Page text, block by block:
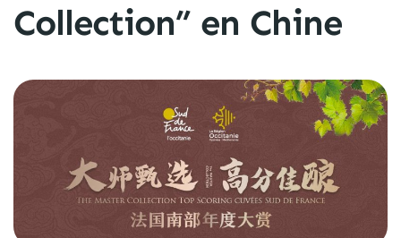
Collection” en Chine